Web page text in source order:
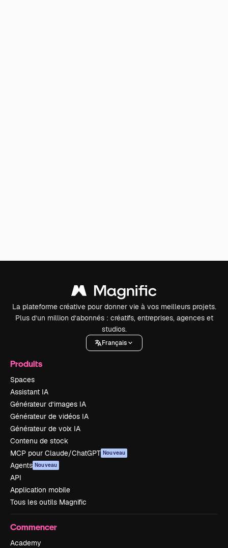
La plateforme créative pour donner vie à vos meilleurs projets.
Plus d’un million d’abonnés : créatifs, entreprises, agences et
studios.
Français
Produits
Spaces
Assistant IA
Générateur d’images IA
Générateur de vidéos IA
Générateur de voix IA
Contenu de stock
MCP pour Claude/ChatGPT Nouveau
Agents Nouveau
API
Application mobile
Tous les outils Magnific
Commencer
Academy